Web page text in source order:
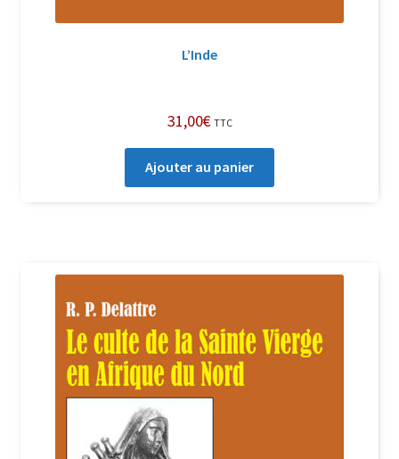
L’Inde
31,00€ TTC
Ajouter au panier